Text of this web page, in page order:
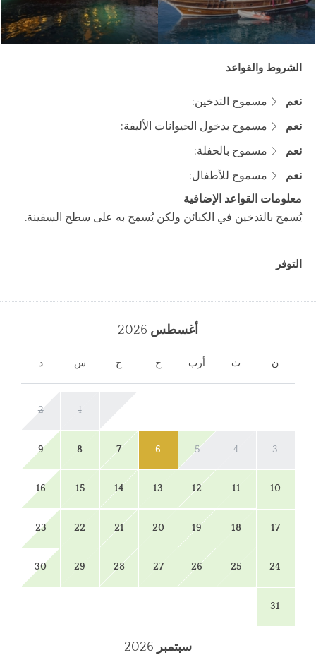
الشروط والقواعد
مسموح التدخين:
نعم
مسموح بدخول الحيوانات الأليفة:
نعم
مسموح بالحفلة:
نعم
مسموح للأطفال:
نعم
معلومات القواعد الإضافية
يُسمح بالتدخين في الكبائن ولكن يُسمح به على سطح السفينة.
التوفر
أغسطس 2026
ن ث أرب خ ج س د
1
2
3
4
5
6
7
8
9
10
11
12
13
14
15
16
17
18
19
20
21
22
23
24
25
26
27
28
29
30
31
سبتمبر 2026